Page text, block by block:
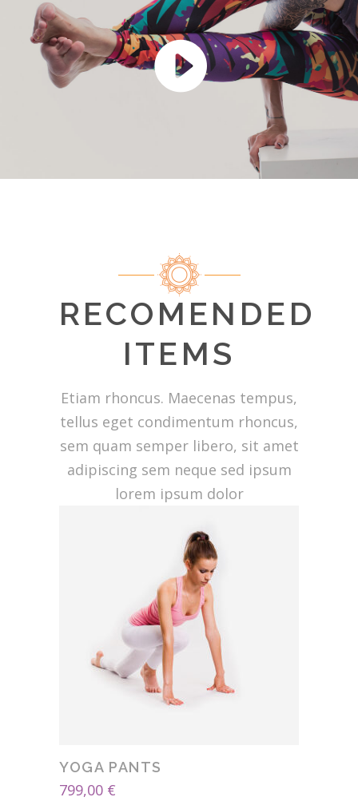
RECOMENDED
ITEMS
Etiam rhoncus. Maecenas tempus,
tellus eget condimentum rhoncus,
sem quam semper libero, sit amet
adipiscing sem neque sed ipsum
lorem ipsum dolor
YOGA PANTS
799,00 €